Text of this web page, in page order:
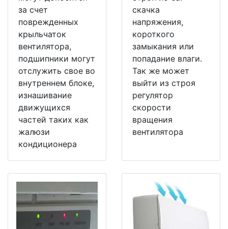
за счет
поврежденных
крыльчаток
вентилятора,
подшипники могут
отслужить свое во
внутреннем блоке,
изнашивание
движущихся
частей таких как
жалюзи
кондиционера
скачка
напряжения,
короткого
замыкания или
попадание влаги.
Так же может
выйти из строя
регулятор
скорости
вращения
вентилятора